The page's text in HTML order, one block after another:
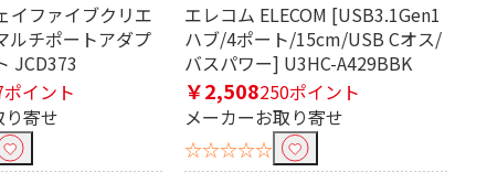
イファイブクリエ
ルチポートアダプ
JCD373
イント
り寄せ
エレコム ELECOM [USB3.1Gen1
ハブ/4ポート/15cm/USB Cオス/
バスパワー] U3HC-A429BBK
￥2,508250ポイント
メーカーお取り寄せ
☆☆☆☆☆